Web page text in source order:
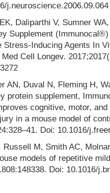
j.neuroscience.2006.09.064
Daliparthi V, Sumner
Supplement
Stress-Inducing Agents In
Cell Longev.
AN, Duval N, Fleming H,
protein supplement,
cognitive, motor,
in a mouse model of
Doi: 10.1016/
Russell M, Smith AC,
models of repetitive
Doi: 10.1016/